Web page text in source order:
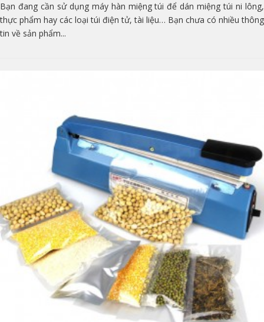
Bạn đang cần sử dụng máy hàn miệng túi để dán miệng túi ni lông,
thực phẩm hay các loại túi điện tử, tài liệu… Bạn chưa có nhiều thông
tin về sản phẩm...